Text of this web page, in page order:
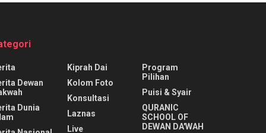
Dewan
Dunia
Kiprah Dai
Kolom Foto
Konsultasi
Laznas
Live
Program
Pilihan
Puisi & Syair
QURANIC
SCHOOL OF
DEWAN DA'WAH